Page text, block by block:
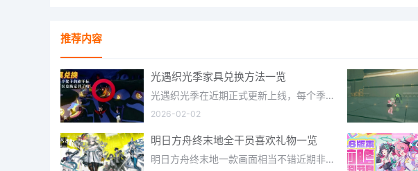
推荐内容
光遇织光季家具兑换方法一览
光遇织光季在近期正式更新上线，每个季节都有着许多全新内容和资讯可以让你来体验，不少刚体验的小伙伴想要知道
2026-02-02
明日方舟终末地全干员喜欢礼物一览
明日方舟终末地一款画面相当不错近期非常火爆的大型二次元冒险游戏，这里有相当多好看的干员可以让你来抽取并